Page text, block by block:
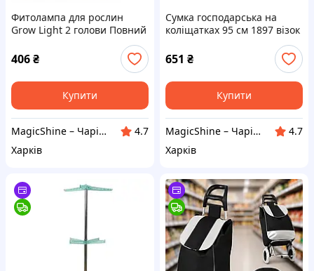
Фитолампа для рослин
Grow Light 2 голови Повний
регулюванням яскравості
406₴
Купити
MagicShine – Чарівне сяйво у кожному виробі
4.7
Харків
Сумка господарська на
коліщатках 95 см 1897 візок
651 ₴
Купити
MagicShine – Чарівне сяйво у кожному виробі
4.7
Харків